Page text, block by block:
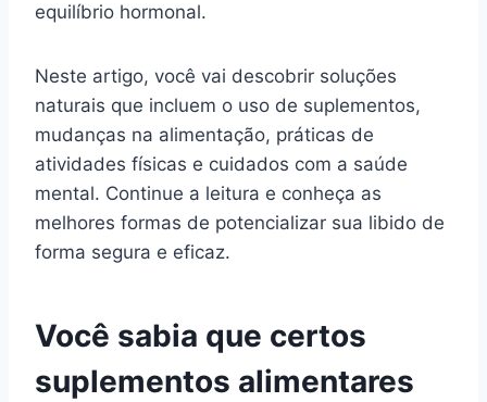
equilíbrio hormonal.
Neste artigo, você vai descobrir soluções
naturais que incluem o uso de suplementos,
mudanças na alimentação, práticas de
atividades físicas e cuidados com a saúde
mental. Continue a leitura e conheça as
melhores formas de potencializar sua libido de
forma segura e eficaz.
Você sabia que certos
suplementos alimentares